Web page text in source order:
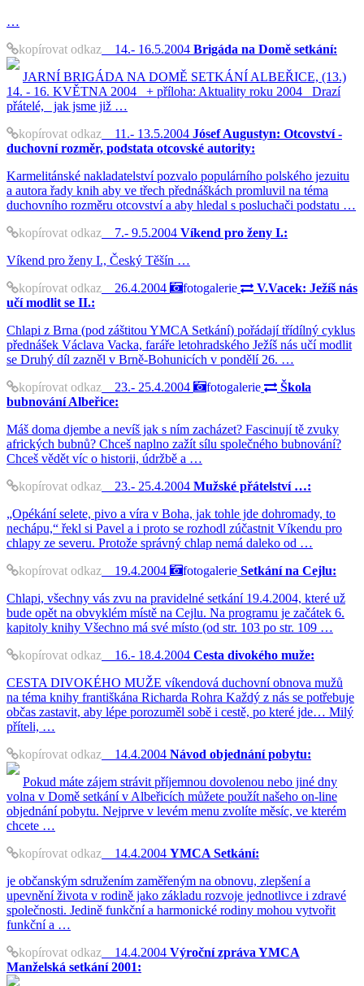
…
kopírovat odkaz 14.- 16.5.2004 Brigáda na Domě setkání:
JARNÍ BRIGÁDA NA DOMĚ SETKÁNÍ ALBEŘICE, (13.)
14. - 16. KVĚTNA 2004 + příloha: Aktuality roku 2004 Drazí
přátelé, jak jsme již …
kopírovat odkaz 11.- 13.5.2004 Jósef Augustyn: Otcovství -
duchovní rozměr, podstata otcovské autority:
Karmelitánské nakladatelství pozvalo populárního polského jezuitu
a autora řady knih aby ve třech přednáškách promluvil na téma
duchovního rozměru otcovství a aby hledal s posluchači podstatu …
kopírovat odkaz 7.- 9.5.2004 Víkend pro ženy I.:
Víkend pro ženy I., Český Těšín …
kopírovat odkaz 26.4.2004 fotogalerie
V.Vacek: Ježíš nás
učí modlit se II.:
Chlapi z Brna (pod záštitou YMCA Setkání) pořádají třídílný cyklus
přednášek Václava Vacka, faráře letohradského Ježíš nás učí modlit
se Druhý díl zazněl v Brně-Bohunicích v pondělí 26. …
kopírovat odkaz 23.- 25.4.2004 fotogalerie
Škola
bubnování Albeřice:
Máš doma djembe a nevíš jak s ním zacházet? Fascinují tě zvuky
afrických bubnů? Chceš naplno zažít sílu společného bubnování?
Chceš vědět víc o historii, údržbě a …
kopírovat odkaz 23.- 25.4.2004 Mužské přátelství …:
„Opékání selete, pivo a víra v Boha, jak tohle jde dohromady, to
nechápu,“ řekl si Pavel a i proto se rozhodl zúčastnit Víkendu pro
chlapy ze severu. Protože správný chlap nemá daleko od …
kopírovat odkaz 19.4.2004 fotogalerie Setkání na Cejlu:
Chlapi, všechny vás zvu na pravidelné setkání 19.4.2004, které už
bude opět na obvyklém místě na Cejlu. Na programu je začátek 6.
kapitoly knihy Všechno má své místo (od str. 103 po str. 109 …
kopírovat odkaz 16.- 18.4.2004 Cesta divokého muže:
CESTA DIVOKÉHO MUŽE víkendová duchovní obnova mužů
na téma knihy františkána Richarda Rohra Každý z nás se potřebuje
občas zastavit, aby lépe porozuměl sobě i cestě, po které jde… Milý
příteli, …
kopírovat odkaz 14.4.2004 Návod objednání pobytu:
Pokud máte zájem strávit příjemnou dovolenou nebo jiné dny
volna v Domě setkání v Albeřicích můžete použít našeho on-line
objednání pobytu. Nejprve v levém menu zvolíte měsíc, ve kterém
chcete …
kopírovat odkaz 14.4.2004 YMCA Setkání:
je občanským sdružením zaměřeným na obnovu, zlepšení a
upevnění života v rodině jako základu rozvoje jednotlivce i zdravé
společnosti. Jedině funkční a harmonické rodiny mohou vytvořit
funkční a …
kopírovat odkaz 14.4.2004 Výroční zpráva YMCA
Manželská setkání 2001: